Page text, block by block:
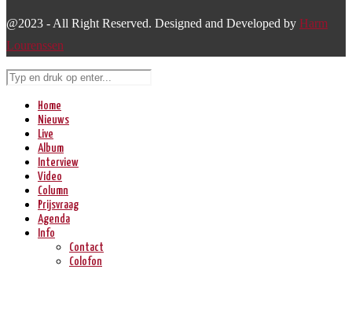
@2023 - All Right Reserved. Designed and Developed by Harm
Lourenssen
Home
Nieuws
Live
Album
Interview
Video
Column
Prijsvraag
Agenda
Info
Contact
Colofon